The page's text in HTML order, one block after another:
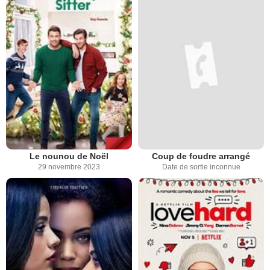
Le nounou de Noël
29 novembre 2023
Coup de foudre arrangé
Date de sortie inconnue